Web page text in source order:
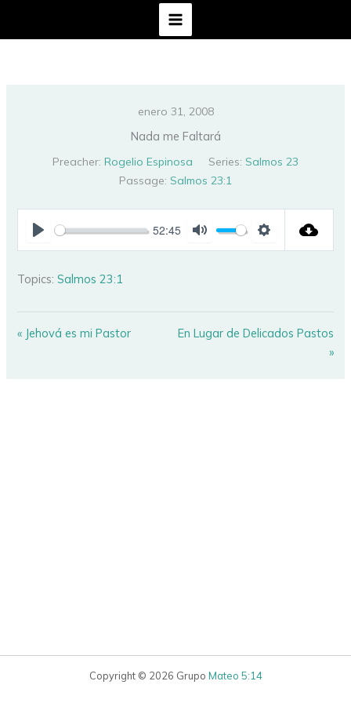
enero 31, 2008
Nada me Faltará
Preacher: Rogelio Espinosa Series: Salmos 23
Passage: Salmos 23:1
PLAY
52:45
MUTE SETTINGS
Topics: Salmos 23:1
« Jehová es mi Pastor
En Lugar de Delicados Pastos
»
Copyright © 2026 Grupo Mateo 5:14